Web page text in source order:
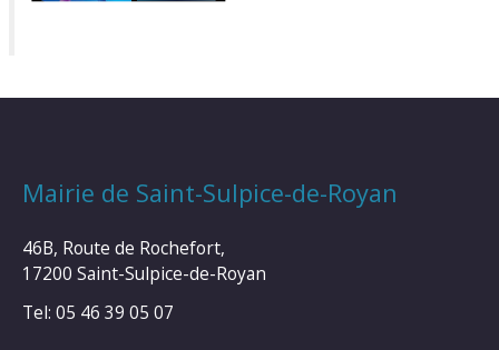
Mairie de Saint-Sulpice-de-Royan
46B, Route de Rochefort,
17200 Saint-Sulpice-de-Royan
Tel: 05 46 39 05 07